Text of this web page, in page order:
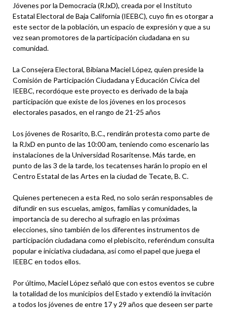
Jóvenes por la Democracia (RJxD), creada por el Instituto
Estatal Electoral de Baja California (IEEBC), cuyo fin es otorgar a
este sector de la población, un espacio de expresión y que a su
vez sean promotores de la participación ciudadana en su
comunidad.
La Consejera Electoral, Bibiana Maciel López, quien preside la
Comisión de Participación Ciudadana y Educación Cívica del
IEEBC, recordóque este proyecto es derivado de la baja
participación que existe de los jóvenes en los procesos
electorales pasados, en el rango de 21-25 años
Los jóvenes de Rosarito, B.C., rendirán protesta como parte de
la RJxD en punto de las 10:00 am, teniendo como escenario las
instalaciones de la Universidad Rosaritense. Más tarde, en
punto de las 3 de la tarde, los tecatenses harán lo propio en el
Centro Estatal de las Artes en la ciudad de Tecate, B. C.
Quienes pertenecen a esta Red, no solo serán responsables de
difundir en sus escuelas, amigos, familias y comunidades, la
importancia de su derecho al sufragio en las próximas
elecciones, sino también de los diferentes instrumentos de
participación ciudadana como el plebiscito, referéndum consulta
popular e iniciativa ciudadana, así como el papel que juega el
IEEBC en todos ellos.
Por último, Maciel López señaló que con estos eventos se cubre
la totalidad de los municipios del Estado y extendió la invitación
a todos los jóvenes de entre 17 y 29 años que deseen ser parte